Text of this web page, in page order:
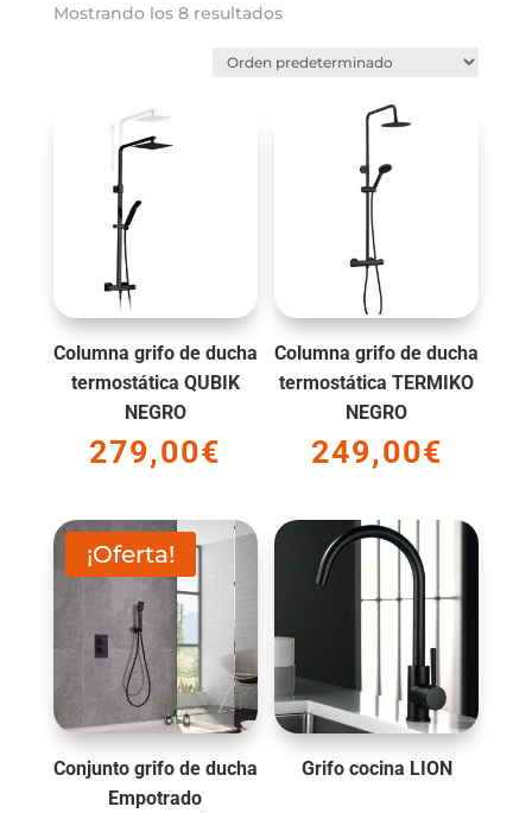
Mostrando los 8 resultados
Columna grifo de ducha
termostática QUBIK
NEGRO
279,00€
Columna grifo de ducha
termostática TERMIKO
NEGRO
249,00€
¡Oferta!
Conjunto grifo de ducha
Empotrado
Grifo cocina LION